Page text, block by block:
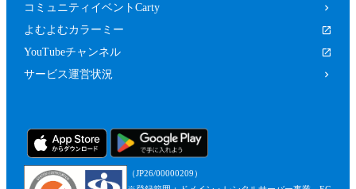
コミュニティイベントCarty
よむよむカラーミー
YouTubeチャンネル
サービス運営状況
（JP26/00000209）